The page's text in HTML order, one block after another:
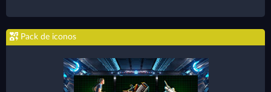
Pack de iconos